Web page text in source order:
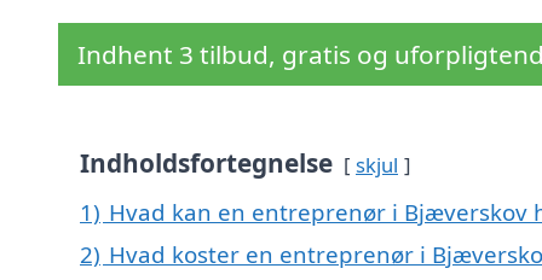
Indhent 3 tilbud, gratis og
Indholdsfortegnelse skjul
1) Hvad kan en entreprenør i Bjæverskov
2) Hvad koster en entreprenør i